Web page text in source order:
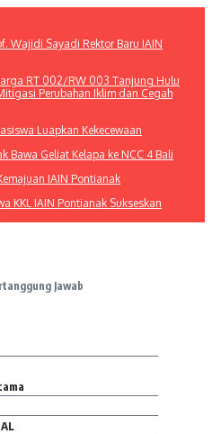
Wajidi Sayadi Rektor Baru IAIN
RT 002/RW 003 Tanjung Hulu
Perubahan Iklim dan Cegah
Luapkan Kekecewaan
Bawa Geliat Kelapa ke NCC 4 Bali
IAIN Pontianak
KKL IAIN Pontianak Sukseskan
Jawab